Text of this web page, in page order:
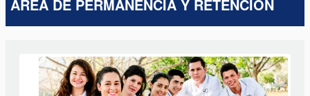
ÁREA DE PERMANENCIA Y RETENCIÓN